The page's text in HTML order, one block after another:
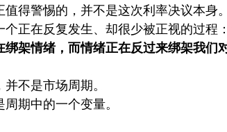
值得警惕的，并不是这次利率决议本身。
个正在反复发生、却很少被正视的过程：
绑架情绪，而情绪正在反过来绑架我们
不是市场周期。
期中的一个变量。